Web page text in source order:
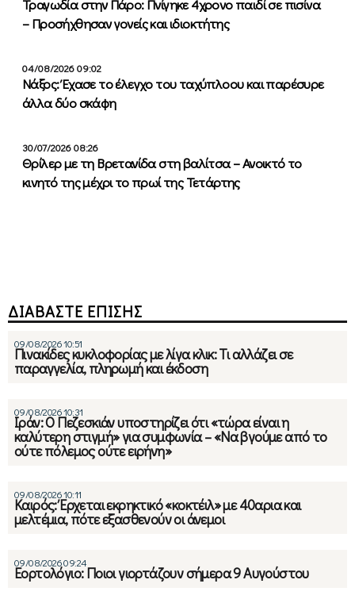
Τραγωδία στην Πάρο: Πνίγηκε 4χρονο παιδί σε πισίνα
– Προσήχθησαν γονείς και ιδιοκτήτης
04/08/2026 09:02
Νάξος: Έχασε το έλεγχο του ταχύπλοου και παρέσυρε
άλλα δύο σκάφη
30/07/2026 08:26
Θρίλερ με τη Βρετανίδα στη βαλίτσα – Ανοικτό το
κινητό της μέχρι το πρωί της Τετάρτης
ΔΙΑΒΑΣΤΕ ΕΠΙΣΗΣ
09/08/2026 10:51
Πινακίδες κυκλοφορίας με λίγα κλικ: Τι αλλάζει σε
παραγγελία, πληρωμή και έκδοση
09/08/2026 10:31
Ιράν: Ο Πεζεσκιάν υποστηρίζει ότι «τώρα είναι η
καλύτερη στιγμή» για συμφωνία – «Να βγούμε από το
ούτε πόλεμος ούτε ειρήνη»
09/08/2026 10:11
Καιρός: Έρχεται εκρηκτικό «κοκτέιλ» με 40αρια και
μελτέμια, πότε εξασθενούν οι άνεμοι
09/08/2026 09:24
Εορτολόγιο: Ποιοι γιορτάζουν σήμερα 9 Αυγούστου